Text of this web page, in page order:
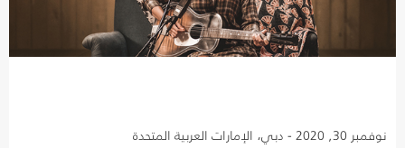
نوفمبر 30, 2020 - دبي، الإمارات العربية المتحدة